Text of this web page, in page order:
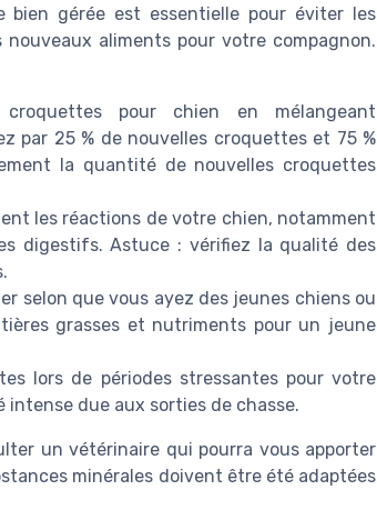
gérée est essentielle pour éviter les
aliments pour votre compagnon.
pour chien en mélangeant
par 25 % de nouvelles croquettes et 75 %
la quantité de nouvelles croquettes
les réactions de votre chien, notamment
digestifs. Astuce : vérifiez la qualité des
selon que vous ayez des jeunes chiens ou
grasses et nutriments pour un jeune
lors de périodes stressantes pour votre
due aux sorties de chasse.
un vétérinaire qui pourra vous apporter
minérales doivent être été adaptées